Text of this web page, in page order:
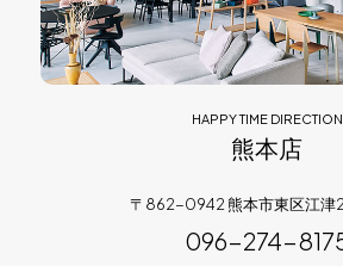
HAPPY TIME DIRECTION
熊本店
〒862-0942 熊本市東区江
096-274-